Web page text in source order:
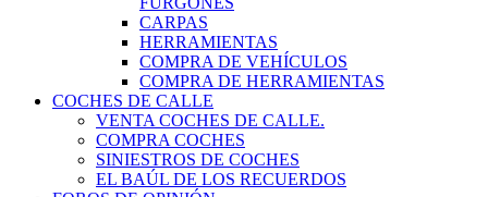
CARPAS
HERRAMIENTAS
COMPRA DE VEHÍCULOS
COMPRA DE HERRAMIENTAS
COCHES DE CALLE
VENTA COCHES DE CALLE.
COMPRA COCHES
SINIESTROS DE COCHES
EL BAÚL DE LOS RECUERDOS